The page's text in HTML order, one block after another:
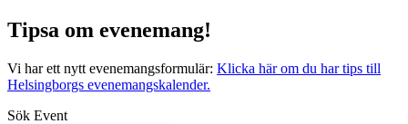
Tipsa om evenemang!
Vi har ett nytt evenemangsformulär: Klicka här om du har tips till
Helsingborgs evenemangskalender.
Sök Event